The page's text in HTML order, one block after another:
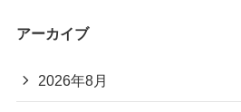
アーカイブ
2026年8月